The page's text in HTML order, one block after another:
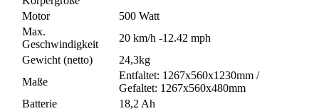
Motor
500 Watt
Max.
Geschwindigkeit
20 km/h -12.42 mph
Gewicht (netto)
24,3kg
Maße
Entfaltet: 1267x560x1230mm /
Gefaltet: 1267x560x480mm
Batterie
18,2 Ah